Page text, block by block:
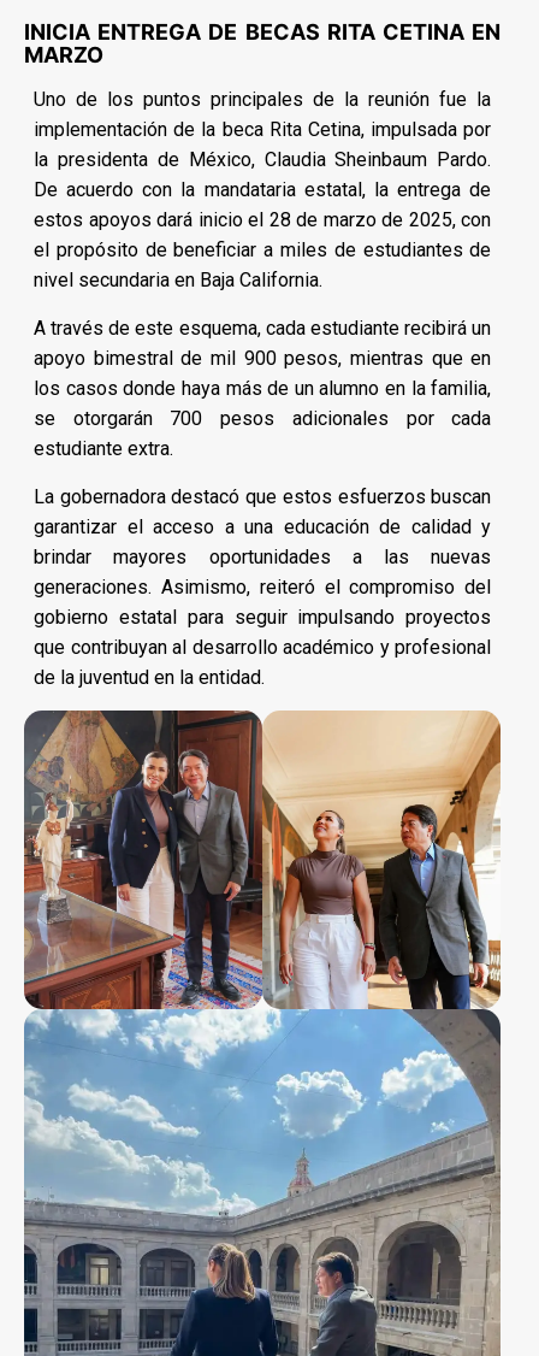
INICIA ENTREGA DE BECAS RITA CETINA EN
MARZO
Uno de los puntos principales de la reunión fue la
implementación de la beca Rita Cetina, impulsada por
la presidenta de México, Claudia Sheinbaum Pardo.
De acuerdo con la mandataria estatal, la entrega de
estos apoyos dará inicio el 28 de marzo de 2025, con
el propósito de beneficiar a miles de estudiantes de
nivel secundaria en Baja California.
A través de este esquema, cada estudiante recibirá un
apoyo bimestral de mil 900 pesos, mientras que en
los casos donde haya más de un alumno en la familia,
se otorgarán 700 pesos adicionales por cada
estudiante extra.
La gobernadora destacó que estos esfuerzos buscan
garantizar el acceso a una educación de calidad y
brindar mayores oportunidades a las nuevas
generaciones. Asimismo, reiteró el compromiso del
gobierno estatal para seguir impulsando proyectos
que contribuyan al desarrollo académico y profesional
de la juventud en la entidad.